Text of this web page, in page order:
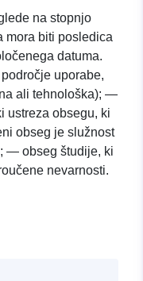
na stopnjo
mora biti posledica
datuma.
uporabe,
ali tehnološka); —
ustreza obsegu, ki
obseg je služnost
— obseg študije, ki
nevarnosti.